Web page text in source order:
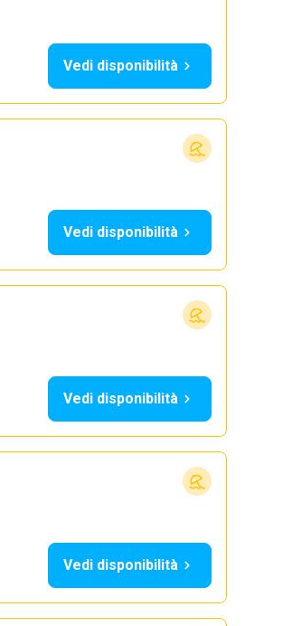
Vedi disponibilità
Vedi disponibilità
Vedi disponibilità
Vedi disponibilità